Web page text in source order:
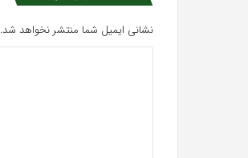
نشانی ایمیل شما منتشر نخواهد شد.